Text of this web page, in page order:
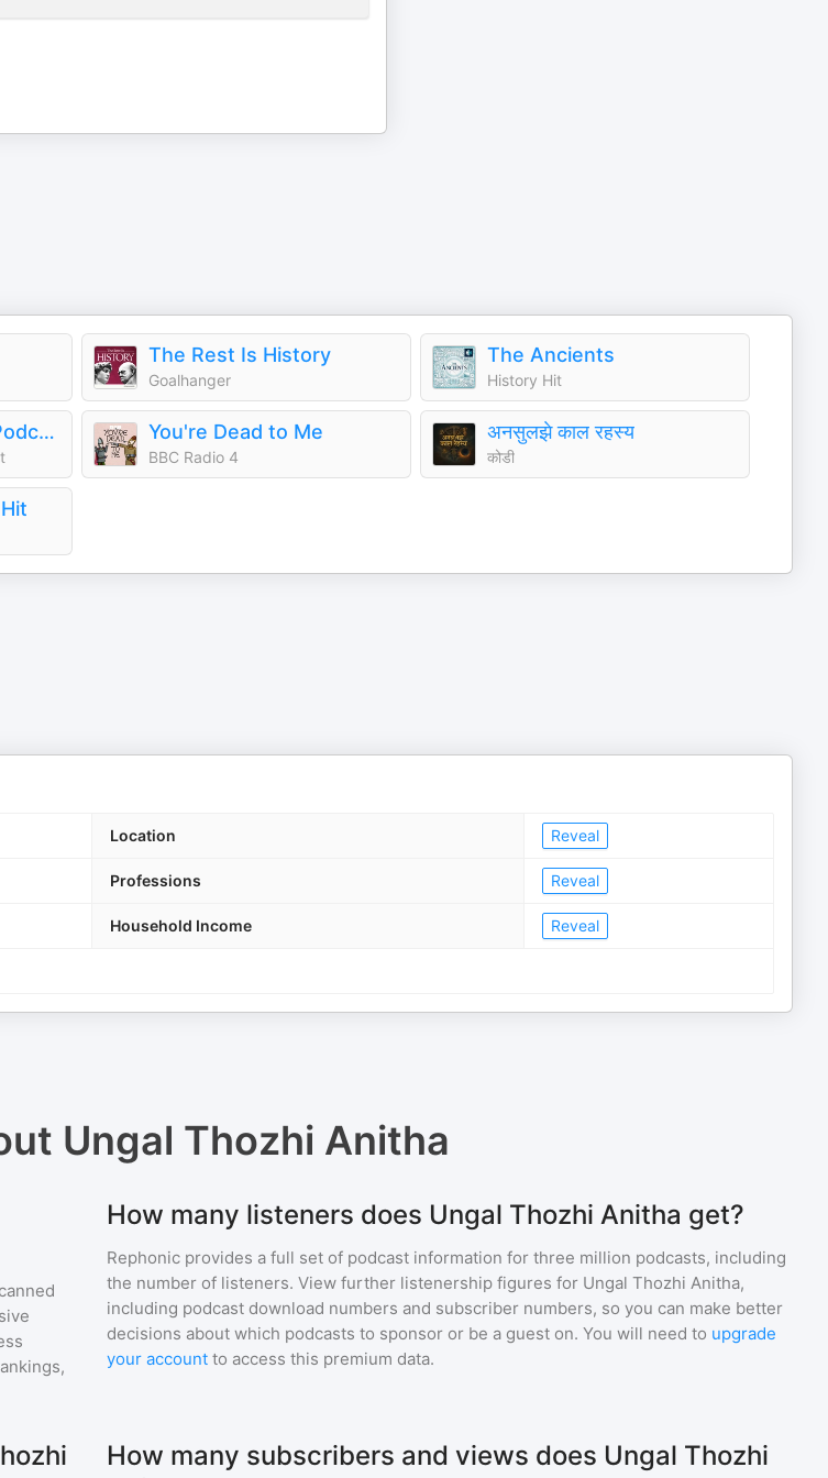
The Rest Is History
Goalhanger
The Ancients
History Hit
Fall of Civilizations Podcast You're Dead to Me
BBC Radio 4
अनसुलझे काल रहस्य
कोडी
Location Reveal
Professions Reveal
Household Income Reveal
Ungal Thozhi Anitha
How many listeners does Ungal Thozhi Anitha get?
Rephonic provides a full set of podcast information for three million podcasts, including
the number of listeners. View further listenership figures for Ungal Thozhi Anitha,
including podcast download numbers and subscriber numbers, so you can make better
decisions about which podcasts to sponsor or be a guest on. You will need to upgrade
your account to access this premium data.
How many subscribers and views does Ungal Thozhi